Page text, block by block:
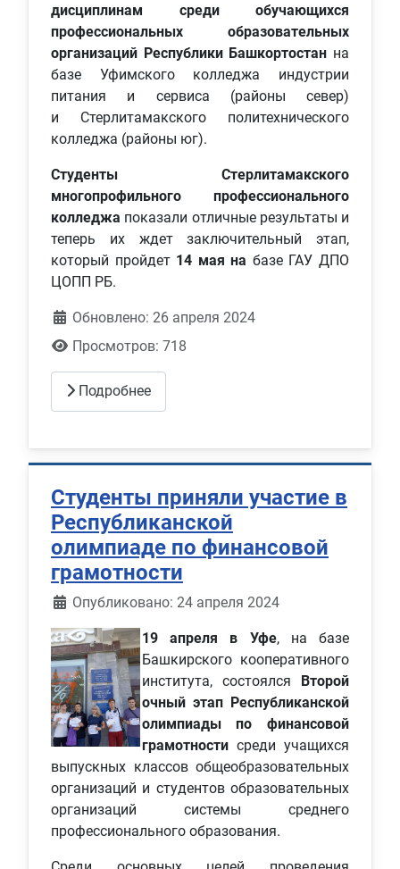
дисциплинам среди обучающихся
профессиональных образовательных
организаций Республики Башкортостан на
базе Уфимского колледжа индустрии
питания и сервиса (районы север)
и Стерлитамакского политехнического
колледжа (районы юг).
Студенты Стерлитамакского
многопрофильного профессионального
колледжа показали отличные результаты и
теперь их ждет заключительный этап,
который пройдет 14 мая на базе ГАУ ДПО
ЦОПП РБ.
Обновлено: 26 апреля 2024
Просмотров: 718
Подробнее
Студенты приняли участие в
Республиканской
олимпиаде по финансовой
грамотности
Информация о материале
Опубликовано: 24 апреля 2024
19 апреля в Уфе, на базе
Башкирского кооперативного
института, состоялся Второй
очный этап Республиканской
олимпиады по финансовой
грамотности среди учащихся
выпускных классов общеобразовательных
организаций и студентов образовательных
организаций системы среднего
профессионального образования.